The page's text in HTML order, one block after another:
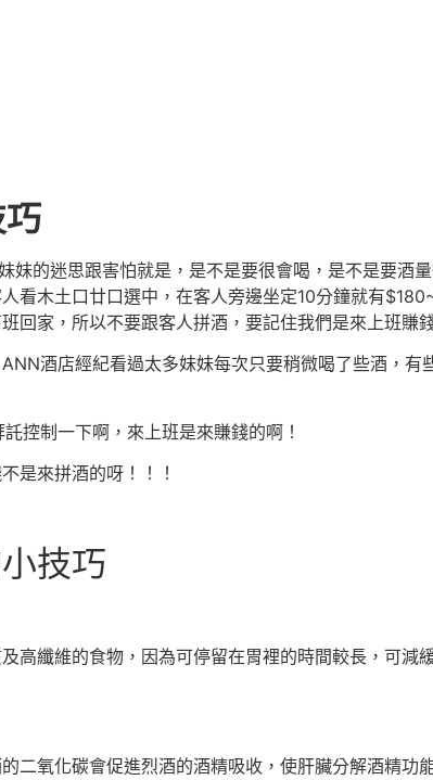
妹的迷思跟害怕就是，是不是要很會喝，是不是要
看木土口廿口選中，在客人旁邊坐定10分鐘就有
回家，所以不要跟客人拼酒，要記住我們是來上班賺
酒店經紀看過太多妹妹每次只要稍微喝了些酒，
控制一下啊，來上班是來賺錢的啊！
是來拼酒的呀！！！
技巧
高纖維的食物，因為可停留在胃裡的時間較長，可減
二氧化碳會促進烈酒的酒精吸收，使肝臟分解酒精功